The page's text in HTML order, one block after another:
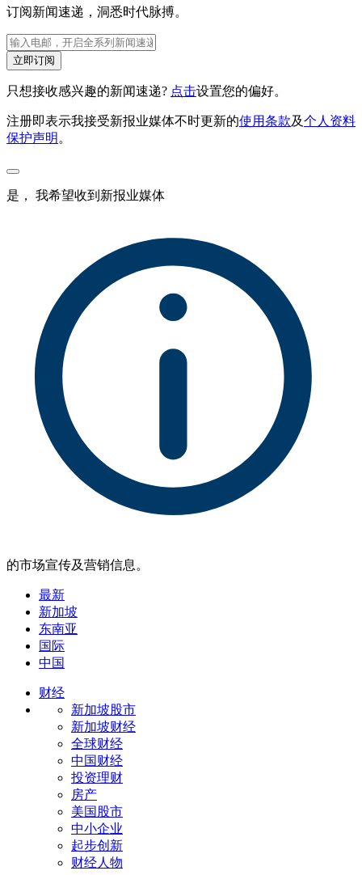
订阅新闻速递，洞悉时代脉搏。
立即订阅
只想接收感兴趣的新闻速递? 点击设置您的偏好。
注册即表示我接受新报业媒体不时更新的使用条款及个人资料
保护声明 。
是， 我希望收到新报业媒体
的市场宣传及营销信息。
最新
新加坡
东南亚
国际
中国
财经
新加坡股市
新加坡财经
全球财经
中国财经
投资理财
房产
美国股市
中小企业
起步创新
财经人物